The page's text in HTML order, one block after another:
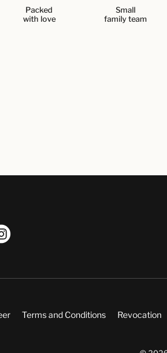
Packed
with love
Small
family team
Terms and Conditions Revocation